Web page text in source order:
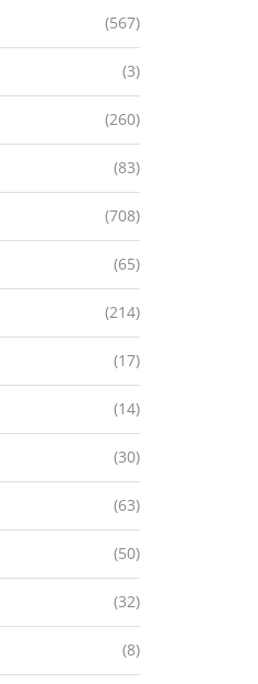
(567)
(3)
(260)
(83)
(708)
(65)
(214)
(17)
(14)
(30)
(63)
(50)
(32)
(8)